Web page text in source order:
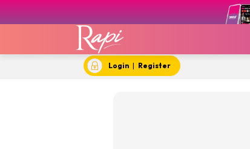
Login | Register